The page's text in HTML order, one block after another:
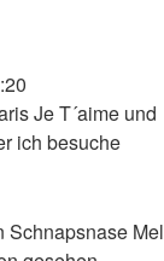
Je T´aime und
ich besuche
Schnapsnase Mel